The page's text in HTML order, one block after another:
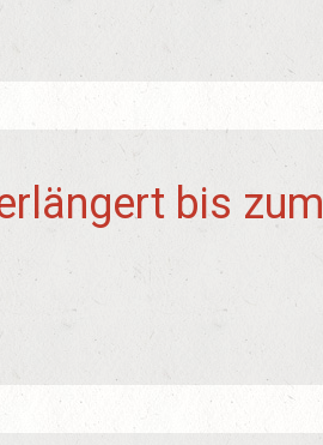
bis zum